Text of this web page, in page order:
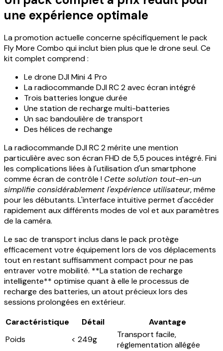
une expérience optimale
La promotion actuelle concerne spécifiquement le pack
Fly More Combo qui inclut bien plus que le drone seul. Ce
kit complet comprend :
Le drone DJI Mini 4 Pro
La radiocommande DJI RC 2 avec écran intégré
Trois batteries longue durée
Une station de recharge multi-batteries
Un sac bandoulière de transport
Des hélices de rechange
La radiocommande DJI RC 2 mérite une mention
particulière avec son écran FHD de 5,5 pouces intégré. Fini
les complications liées à l'utilisation d'un smartphone
comme écran de contrôle ! Cette solution tout-en-un
simplifie considérablement l'expérience utilisateur, même
pour les débutants. L'interface intuitive permet d'accéder
rapidement aux différents modes de vol et aux paramètres
de la caméra.
Le sac de transport inclus dans le pack protège
efficacement votre équipement lors de vos déplacements
tout en restant suffisamment compact pour ne pas
entraver votre mobilité. **La station de recharge
intelligente** optimise quant à elle le processus de
recharge des batteries, un atout précieux lors des
sessions prolongées en extérieur.
Caractéristique
Détail
Avantage
Poids
< 249g
Transport facile,
réglementation allégée